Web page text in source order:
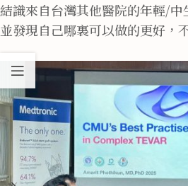
結識來自台灣其他醫院的年輕/
並發現自己哪裏可以做的更好，